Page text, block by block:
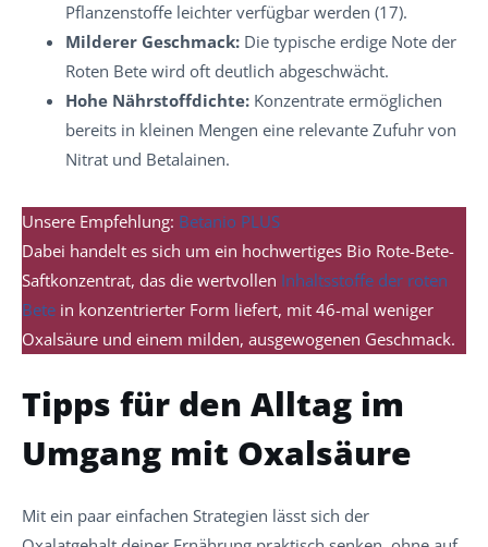
Pflanzenstoffe leichter verfügbar werden (17).
Milderer Geschmack: Die typische erdige Note der
Roten Bete wird oft deutlich abgeschwächt.
Hohe Nährstoffdichte: Konzentrate ermöglichen
bereits in kleinen Mengen eine relevante Zufuhr von
Nitrat und Betalainen.
Unsere Empfehlung: Betanio PLUS
Dabei handelt es sich um ein hochwertiges Bio Rote-Bete-
Saftkonzentrat, das die wertvollen Inhaltsstoffe der roten
Bete in konzentrierter Form liefert, mit 46-mal weniger
Oxalsäure und einem milden, ausgewogenen Geschmack.
Tipps für den Alltag im
Umgang mit Oxalsäure
Mit ein paar einfachen Strategien lässt sich der